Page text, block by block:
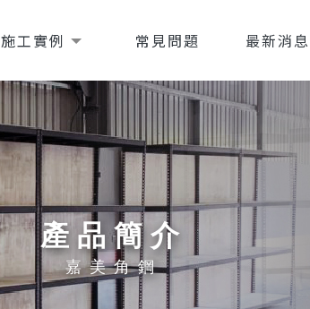
施工實例 常見問題 最新消
產品簡介